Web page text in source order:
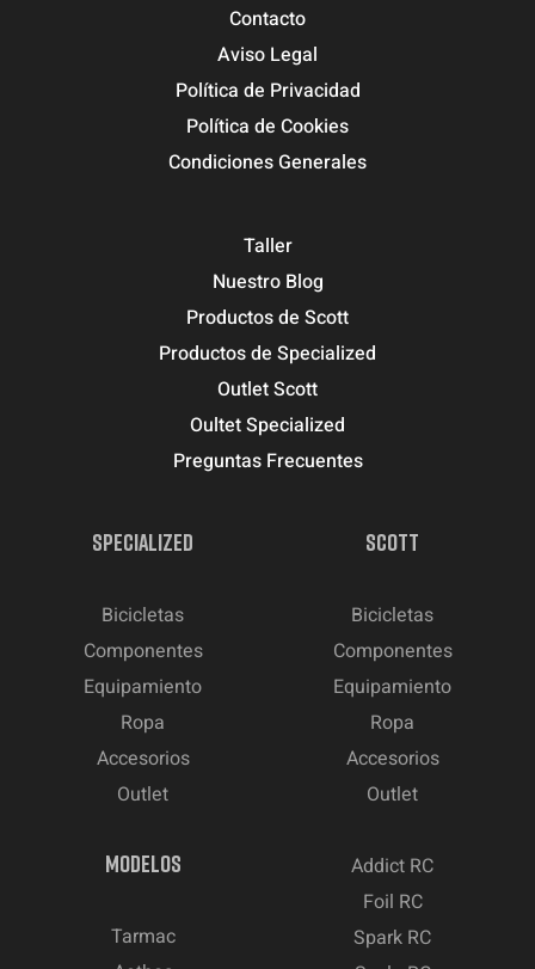
Contacto
Aviso Legal
Política de Privacidad
Política de Cookies
Condiciones Generales
Taller
Nuestro Blog
Productos de Scott
Productos de Specialized
Outlet Scott
Oultet Specialized
Preguntas Frecuentes
SPECIALIZED
Bicicletas
Componentes
Equipamiento
Ropa
Accesorios
Outlet
SCOTT
Bicicletas
Componentes
Equipamiento
Ropa
Accesorios
Outlet
MODELOS
Tarmac
Addict RC
Foil RC
Spark RC